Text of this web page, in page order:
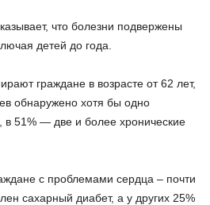
что болезни подвержены
детей до года.
граждане в возрасте от 62 лет,
обнаружено хотя бы одно
в 51% — две и более хронические
с проблемами сердца – почти
сахарный диабет, а у других 25%